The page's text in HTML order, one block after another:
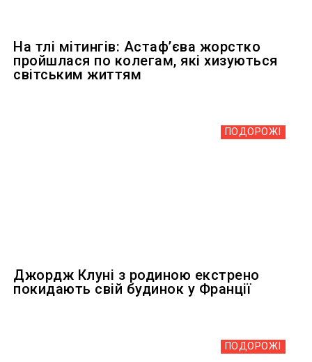
На тлі мітингів: Астафʼєва жорстко
пройшлася по колегам, які хизуються
світським життям
ПОДОРОЖІ
Джордж Клуні з родиною екстрено
покидають свій будинок у Франції
ПОДОРОЖІ